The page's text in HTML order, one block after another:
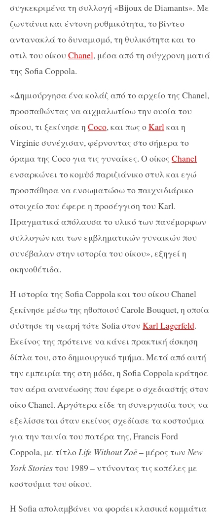
συγκεκριμένα τη συλλογή «Bijoux de Diamants». Με
ζωντάνια και έντονη ρυθμικότητα, το βίντεο
αντανακλά το δυναμισμό, τη θυλικότητα και το
στιλ του οίκου Chanel, μέσα από τη σύγχρονη ματιά
της Sofia Coppola.
«Δημιούργησα ένα κολάζ από το αρχείο της Chanel,
προσπαθώντας να αιχμαλωτίσω την ουσία του
οίκου, τι ξεκίνησε η Coco, και πως οKarlκαι η
Virginie συνέχισαν, φέρνοντας στο σήμερα το
όραμα της Coco για τις γυναίκες. Ο οίκος Chanel
ενσαρκώνει το κομψό παριζιάνικο στυλ και εγώ
προσπάθησα να ενσωματώσω το παιχνιδιάρικο
στοιχείο που έφερε η προσέγγιση του Karl.
Πραγματικά απόλαυσα το υλικό των πανέμορφων
συλλογών και των εμβληματικών γυναικών που
συνέβαλαν στην ιστορία του οίκου», εξηγεί η
σκηνοθέτιδα.
Η ιστορία της Sofia Coppola και του οίκου Chanel
ξεκίνησε μέσω της ηθοποιού Carole Bouquet, η οποία
σύστησε τη νεαρή τότε Sofia στον Karl Lagerfeld.
Εκείνος της πρότεινε να κάνει πρακτική άσκηση
δίπλα του, στο δημιουργικό τμήμα. Μετά από αυτή
την εμπειρία της στη μόδα, η Sofia Coppola κράτησε
τον αέρα ανανέωσης που έφερε ο σχεδιαστής στον
οίκο Chanel. Αργότερα είδε τη συνεργασία τους να
εξελίσσεται όταν εκείνος σχεδίασε τα κοστούμια
για την ταινία του πατέρα της, Francis Ford
Coppola, με τίτλοLife Without Zoë– μέρος των New
York Storiesτου 1989 – ντύνοντας τις κοπέλες με
κοστούμια του οίκου.
Η Sofia απολαμβάνει να φοράει κλασικά κομμάτια